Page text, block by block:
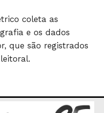
coleta as
e os dados
que são registrados